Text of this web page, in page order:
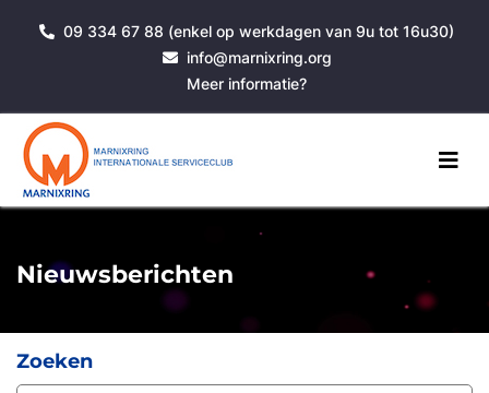
09 334 67 88 (enkel op werkdagen van 9u tot 16u30)
info@marnixring.org
Meer informatie?
Nieuwsberichten
Zoeken